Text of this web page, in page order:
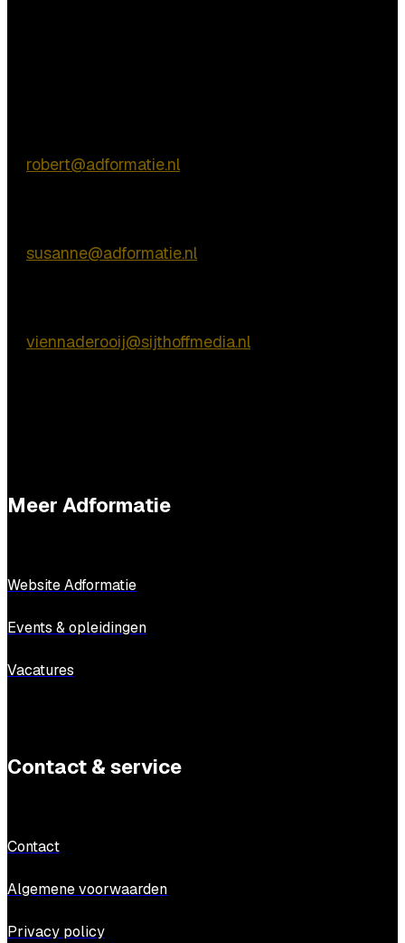
robert@adformatie.nl
susanne@adformatie.nl
viennaderooij@sijthoffmedia.nl
Meer Adformatie
Website Adformatie
Events & opleidingen
Vacatures
Contact & service
Contact
Algemene voorwaarden
Privacy policy